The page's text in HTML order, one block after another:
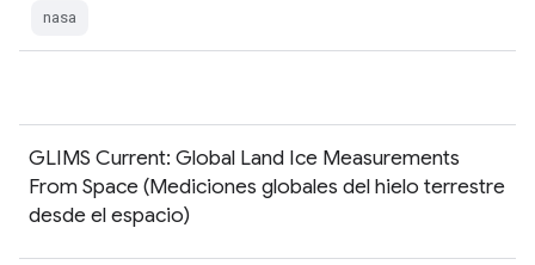
nasa
GLIMS Current: Global Land Ice Measurements
From Space (Mediciones globales del hielo terrestre
desde el espacio)